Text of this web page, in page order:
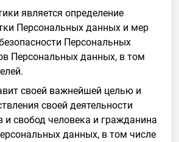
является определение
Персональных данных и мер
Персональных
Персональных данных, в том
своей важнейшей целью и
своей деятельности
и свобод человека и гражданина
данных, в том числе